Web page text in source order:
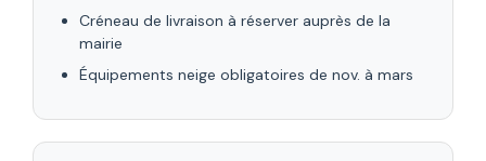
Créneau de livraison à réserver auprès de la
mairie
Équipements neige obligatoires de nov. à mars